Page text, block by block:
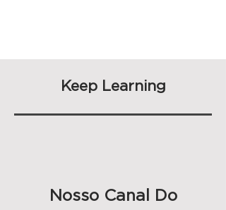
Keep Learning
Nosso Canal Do